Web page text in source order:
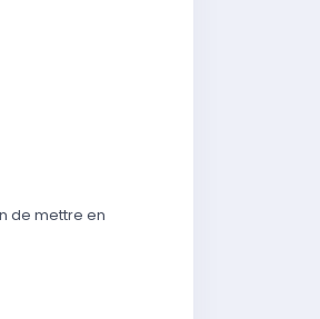
de mettre en